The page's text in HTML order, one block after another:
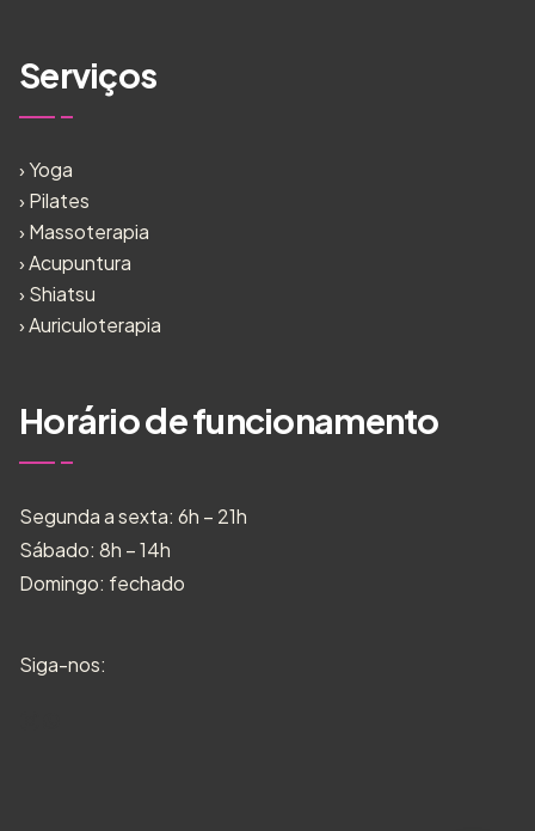
Serviços
›Yoga
› Pilates
› Massoterapia
›Acupuntura
› Shiatsu
›Auriculoterapia
Horário de funcionamento
Segunda a sexta: 6h – 21h
Sábado: 8h – 14h
Domingo: fechado
Siga-nos: